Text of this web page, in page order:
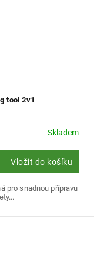
tool 2v1
Skladem
Vložit do košíku
pro snadnou přípravu